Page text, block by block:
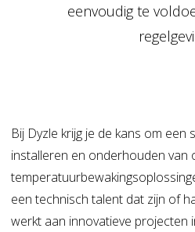
eenvoudig te
Bij Dyzle krijg je de kans om
installeren en onderhouden van
een technisch talent dat zijn of
werkt aan innovatieve projecten